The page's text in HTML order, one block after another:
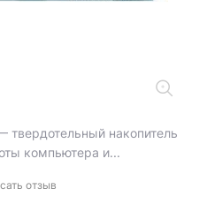
накопитель
компьютера и...
отзыв